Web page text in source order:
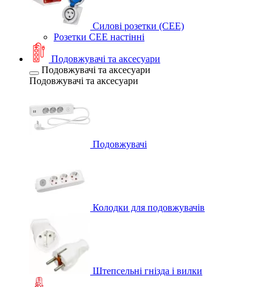
Силові розетки (CEE)
Розетки CEE настінні
Подовжувачі та аксесуари
Подовжувачі та аксесуари
Подовжувачі та аксесуари
Подовжувачі
Колодки для подовжувачів
Штепсельні гнізда і вилки